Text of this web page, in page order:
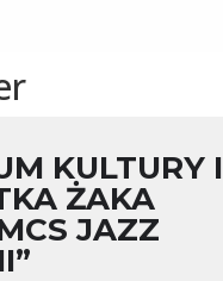
KULTURY I
ŻAKA
JAZZ